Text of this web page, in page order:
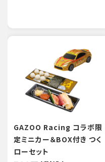
GAZOO Racing コラボ限
定ミニカー＆BOX付き つく
ローセット